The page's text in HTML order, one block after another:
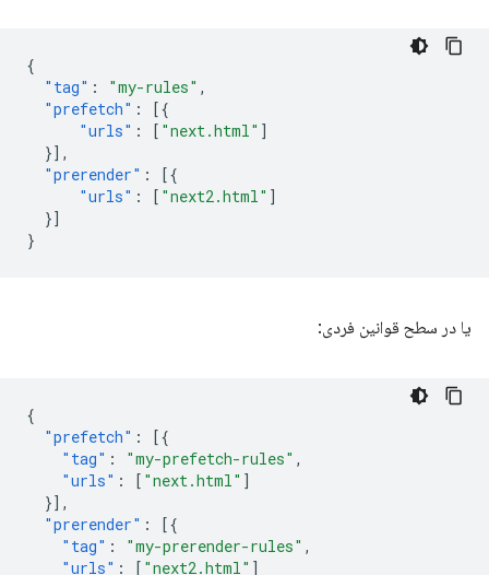
{
"tag" : "my-rules" ,
"prefetch" :
[{
"urls" : [ "next.html" ]
}],
"prerender" :
[{
"urls" : [ "next2.html" ]
}]
}
یا در سطح قوانین فردی:
{
"prefetch" :
[{
"tag" : "my-prefetch-rules" ,
"urls" : [ "next.html" ]
}],
"prerender" :
[{
"tag" : "my-prerender-rules" ,
"urls" : [ "next2.html" ]